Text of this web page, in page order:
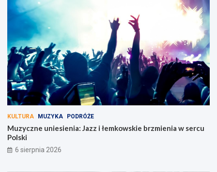
KULTURA MUZYKA PODRÓŻE
Muzyczne uniesienia: Jazz i łemkowskie brzmienia w sercu
Polski
6 sierpnia 2026